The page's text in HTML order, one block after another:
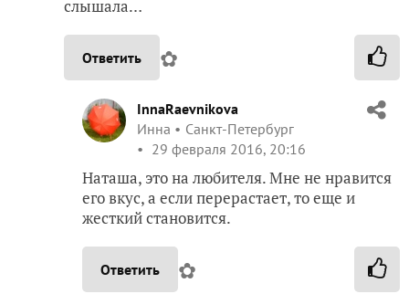
слышала…
Ответить ✿
InnaRaevnikova
Инна
Санкт-Петербург
29 февраля 2016, 20:16
Наташа, это на любителя. Мне не нравится
его вкус, а если перерастает, то еще и
жесткий становится.
Ответить ✿